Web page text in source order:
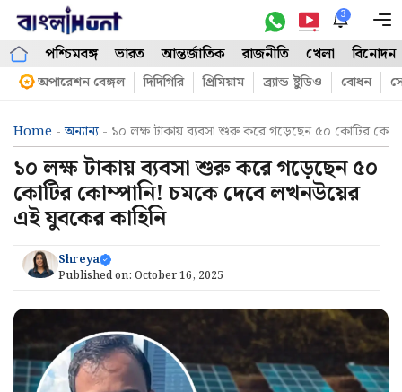
Skip
content
3
পশ্চিমবঙ্গ ভারত আন্তর্জাতিক রাজনীতি খেলা বিনোদন
অপারেশন বেঙ্গল দিদিগিরি প্রিমিয়াম ব্র্যান্ড ষ্টুডিও বোধন
Home -অন্যান্য- ১০ লক্ষ টাকায় ব্যবসা শুরু করে গড়েছেন ৫০ কোটির
১০ লক্ষ টাকায় ব্যবসা শুরু করে গড়েছেন ৫০
কোটির কোম্পানি! চমকে দেবে লখনউয়ের
এই যুবকের কাহিনি
Shreya
Published on: October 16, 2025